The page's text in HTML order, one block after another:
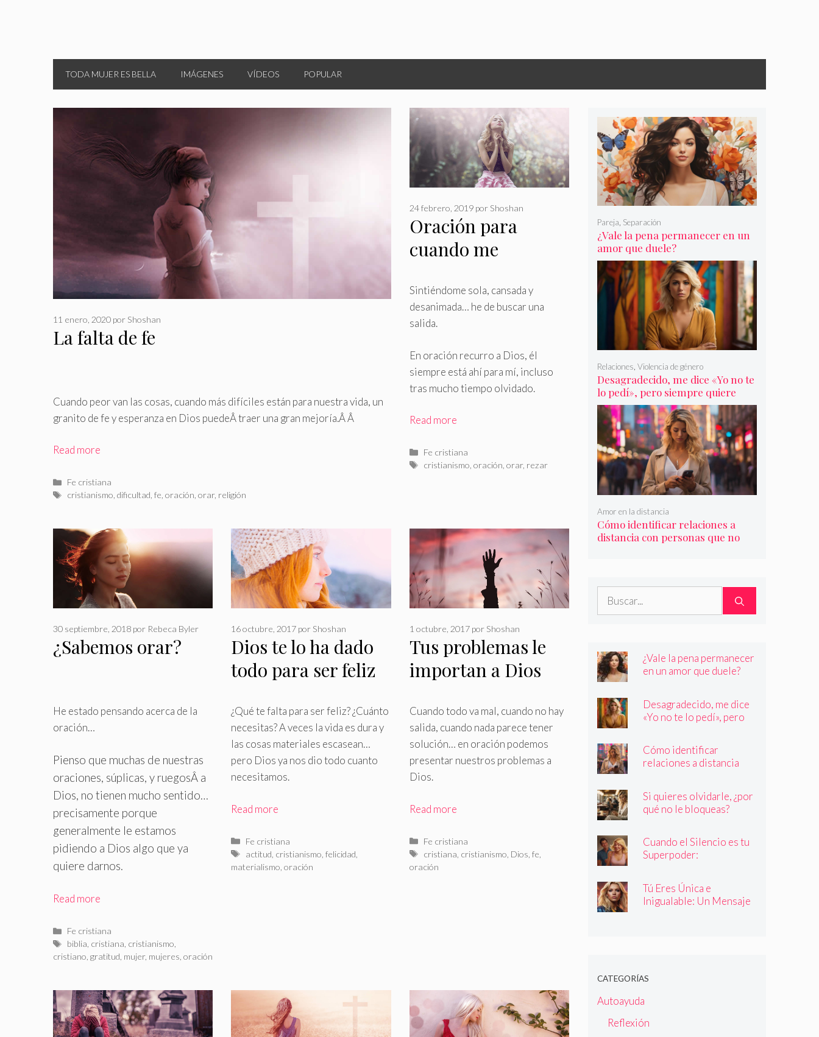
TODA MUJER ES BELLA IMÁGENES VÍDEOS POPULAR
La falta de fe
11 enero, 2020 por Shoshan
Cuando peor van las cosas, cuando más difíciles están para nuestra vida, un
granito de fe y esperanza en Dios puedeÂtraer una gran mejoría.Â Â
Read more
Categorías
Fe cristiana
Etiquetas
cristianismo ,dificultad ,fe ,oración ,orar, religión
Oración para
cuando me
cansada y
desanimada
24 febrero, 2019 por Shoshan
Sintiéndome sola, cansada y
desanimada… he de buscar una
salida.
En oración recurro a Dios, él
siempre está ahí para mí, incluso
tras mucho tiempo olvidado.
Read more
Categorías
Fe cristiana
Etiquetas
cristianismo ,oración ,orar, rezar
¿Sabemos orar?
30 septiembre, 2018 por Rebeca Byler
He estado pensando acerca de la
oración…
Pienso que muchas de nuestras
oraciones, súplicas, y ruegosÂ a
Dios, no tienen mucho sentido…
precisamente porque
generalmente le estamos
pidiendo a Dios algo que ya
quiere darnos.
Read more
Categorías
Fe cristiana
Etiquetas
biblia cristiana cristianismo
cristiano gratitud mujer, mujeres oración
Dios te lo ha dado
todo para ser feliz
16 octubre, 2017 por Shoshan
¿Qué te falta para ser feliz? ¿Cuánto
necesitas? A veces la vida es dura y
las cosas materiales escasean…
pero Dios ya nos dio todo cuanto
necesitamos.
Read more
Categorías
Fe cristiana
Etiquetas
actitud cristianismo felicidad
materialismo ,oración
Tus problemas le
importan a Dios
1 octubre, 2017 por Shoshan
Cuando todo va mal, cuando no hay
salida, cuando nada parece tener
solución… en oración podemos
presentar nuestros problemas a
Dios.
Read more
Categorías
Fe cristiana
Etiquetas
cristiana cristianismo Dios ,fe
oración
¿Vale la pena permanecer en un
amor que duele?
Pareja Separación
Desagradecido, me dice «Yo no te
lo pedí», pero siempre quiere
más
Relaciones, Violencia de género
Cómo identificar relaciones a
distancia con personas que no
Amor en la distancia
Buscar:
¿Vale la pena permanecer
en un amor que duele?
Desagradecido, me dice
«Yo no te lo pedí», pero
Cómo identificar
relaciones a distancia
Si quieres olvidarle, ¿por
qué no le bloqueas?
Cuando el Silencio es tu
Superpoder:
de Callar
Tú Eres Única e
Inigualable: Un Mensaje
CATEGORÍAS
Autoayuda
Reflexión